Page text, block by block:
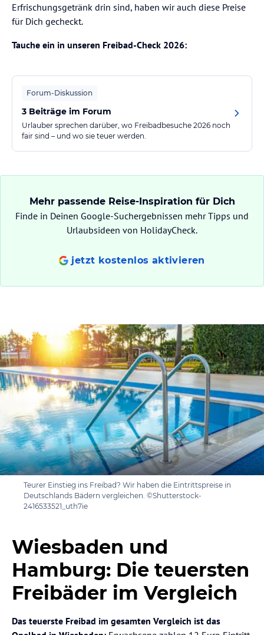
Erfrischungsgetränk drin sind, haben wir auch diese Preise
für Dich gecheckt.
Tauche ein in unseren Freibad-Check 2026:
Forum-Diskussion
3 Beiträge im Forum
Urlauber sprechen darüber, wo Freibadbesuche 2026 noch
fair sind – und wo sie teuer werden.
Mehr passende Reise-Inspiration für Dich
Finde in Deinen Google-Suchergebnissen mehr Tipps und
Urlaubsideen von HolidayCheck.
jetzt kostenlos aktivieren
Teurer Einstieg ins Freibad? Wir haben die Eintrittspreise in
Deutschlands Bädern vergleichen. ©Shutterstock-
2416533521_uth7ie
Wiesbaden und
Hamburg: Die teuersten
Freibäder im Vergleich
Das teuerste Freibad im gesamten Vergleich ist das